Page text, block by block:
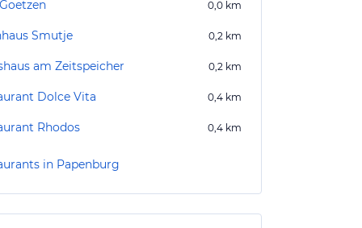
0,0 km
Smutje 0,2 km
am Zeitspeicher 0,2 km
Dolce Vita 0,4 km
Rhodos 0,4 km
in Papenburg